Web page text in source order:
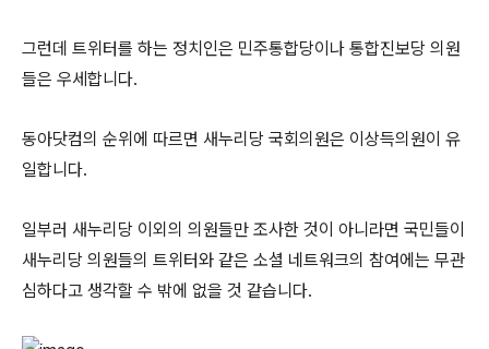
그런데 트위터를 하는 정치인은 민주통합당이나 통합진보당 의원
들은 우세합니다.
동아닷컴의 순위에 따르면 새누리당 국회의원은 이상득의원이 유
일합니다.
일부러 새누리당 이외의 의원들만 조사한 것이 아니라면 국민들이
새누리당 의원들의 트위터와 같은 소셜 네트워크의 참여에는 무관
심하다고 생각할 수 밖에 없을 것 같습니다.